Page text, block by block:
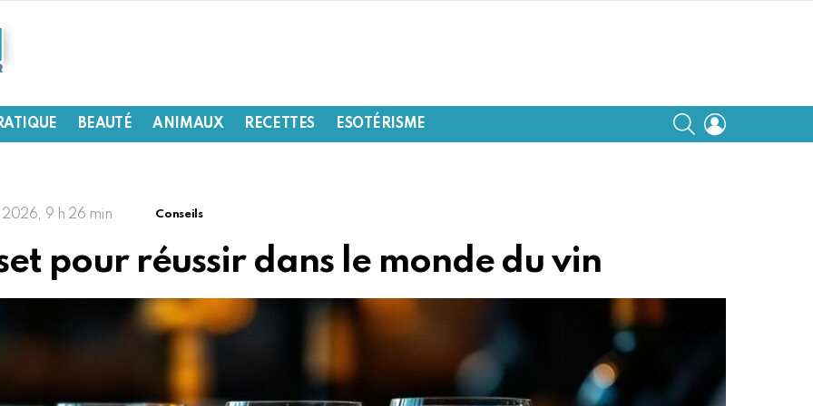
BEAUTÉ ANIMAUX RECETTES ESOTÉRISME
SEARCH
2026, 9 h 26 min Conseils
pour réussir dans le monde du vin